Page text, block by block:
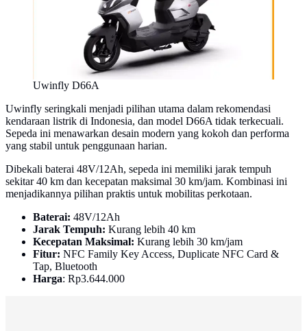
Uwinfly D66A
Uwinfly seringkali menjadi pilihan utama dalam rekomendasi
kendaraan listrik di Indonesia, dan model D66A tidak terkecuali.
Sepeda ini menawarkan desain modern yang kokoh dan performa
yang stabil untuk penggunaan harian.
Dibekali baterai 48V/12Ah, sepeda ini memiliki jarak tempuh
sekitar 40 km dan kecepatan maksimal 30 km/jam. Kombinasi ini
menjadikannya pilihan praktis untuk mobilitas perkotaan.
Baterai: 48V/12Ah
Jarak Tempuh: Kurang lebih 40 km
Kecepatan Maksimal: Kurang lebih 30 km/jam
Fitur: NFC Family Key Access, Duplicate NFC Card &
Tap, Bluetooth
Harga: Rp3.644.000